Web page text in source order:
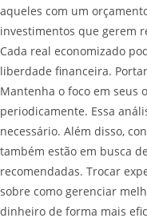
aqueles com um
investimentos que gerem
Cada real economizado
liberdade financeira.
Mantenha o foco em seus
periodicamente. Essa
necessário. Além disso,
também estão em busca
recomendadas. Trocar
sobre como gerenciar
dinheiro de forma mais